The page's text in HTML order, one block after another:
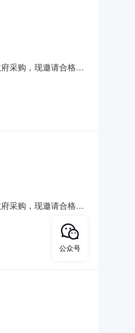
采购，现邀请合格的
采购，现邀请合格的
公众号